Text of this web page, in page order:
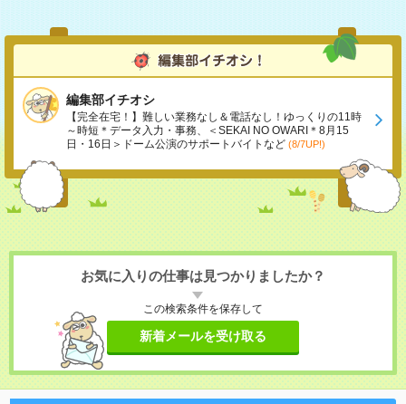
編集部イチオシ
【完全在宅！】難しい業務なし＆電話なし！ゆっくりの11時
～時短＊データ入力・事務、＜SEKAI NO OWARI＊8月15
日・16日＞ドーム公演のサポートバイトなど (8/7UP!)
お気に入りの仕事は見つかりましたか？
この検索条件を保存して
新着メールを受け取る